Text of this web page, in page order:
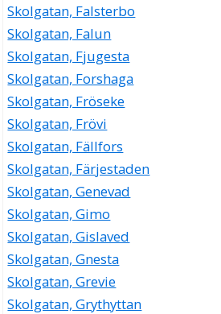
Skolgatan, Falsterbo
Skolgatan, Falun
Skolgatan, Fjugesta
Skolgatan, Forshaga
Skolgatan, Fröseke
Skolgatan, Frövi
Skolgatan, Fällfors
Skolgatan, Färjestaden
Skolgatan, Genevad
Skolgatan, Gimo
Skolgatan, Gislaved
Skolgatan, Gnesta
Skolgatan, Grevie
Skolgatan, Grythyttan